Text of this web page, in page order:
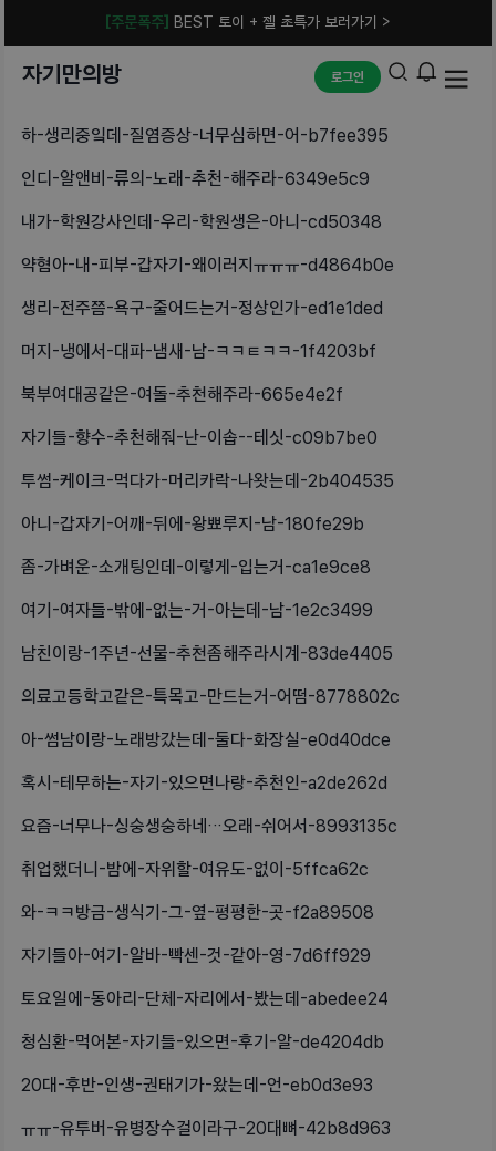
[주문폭주] BEST 토이 + 젤 초특가 보러가기 >
자기만의방 로그인
하-생리중잌데-질염증상-너무심하면-어-b7fee395
인디-알앤비-류의-노래-추천-해주라-6349e5c9
내가-학원강사인데-우리-학원생은-아니-cd50348
약혐아-내-피부-갑자기-왜이러지ㅠㅠㅠ-d4864b0e
생리-전주쯤-욕구-줄어드는거-정상인가-ed1e1ded
머지-냉에서-대파-냄새-남-ㅋㅋㅌㅋㅋ-1f4203bf
북부여대공같은-여돌-추천해주라-665e4e2f
자기들-향수-추천해줘-난-이솝--테싯-c09b7be0
투썸-케이크-먹다가-머리카락-나왓는데-2b404535
아니-갑자기-어깨-뒤에-왕뾰루지-남-180fe29b
좀-가벼운-소개팅인데-이렇게-입는거-ca1e9ce8
여기-여자들-밖에-없는-거-아는데-남-1e2c3499
남친이랑-1주년-선물-추천좀해주라시계-83de4405
의료고등학고같은-특목고-만드는거-어떰-8778802c
아-썸남이랑-노래방갔는데-둘다-화장실-e0d40dce
혹시-테무하는-자기-있으면나랑-추천인-a2de262d
요즘-너무나-싱숭생숭하네…오래-쉬어서-8993135c
취업했더니-밤에-자위할-여유도-없이-5ffca62c
와-ㅋㅋ방금-생식기-그-옆-평평한-곳-f2a89508
자기들아-여기-알바-빡센-것-같아-영-7d6ff929
토요일에-동아리-단체-자리에서-봤는데-abedee24
청심환-먹어본-자기들-있으면-후기-알-de4204db
20대-후반-인생-권태기가-왔는데-언-eb0d3e93
ㅠㅠ-유투버-유병장수걸이라구-20대뼈-42b8d963